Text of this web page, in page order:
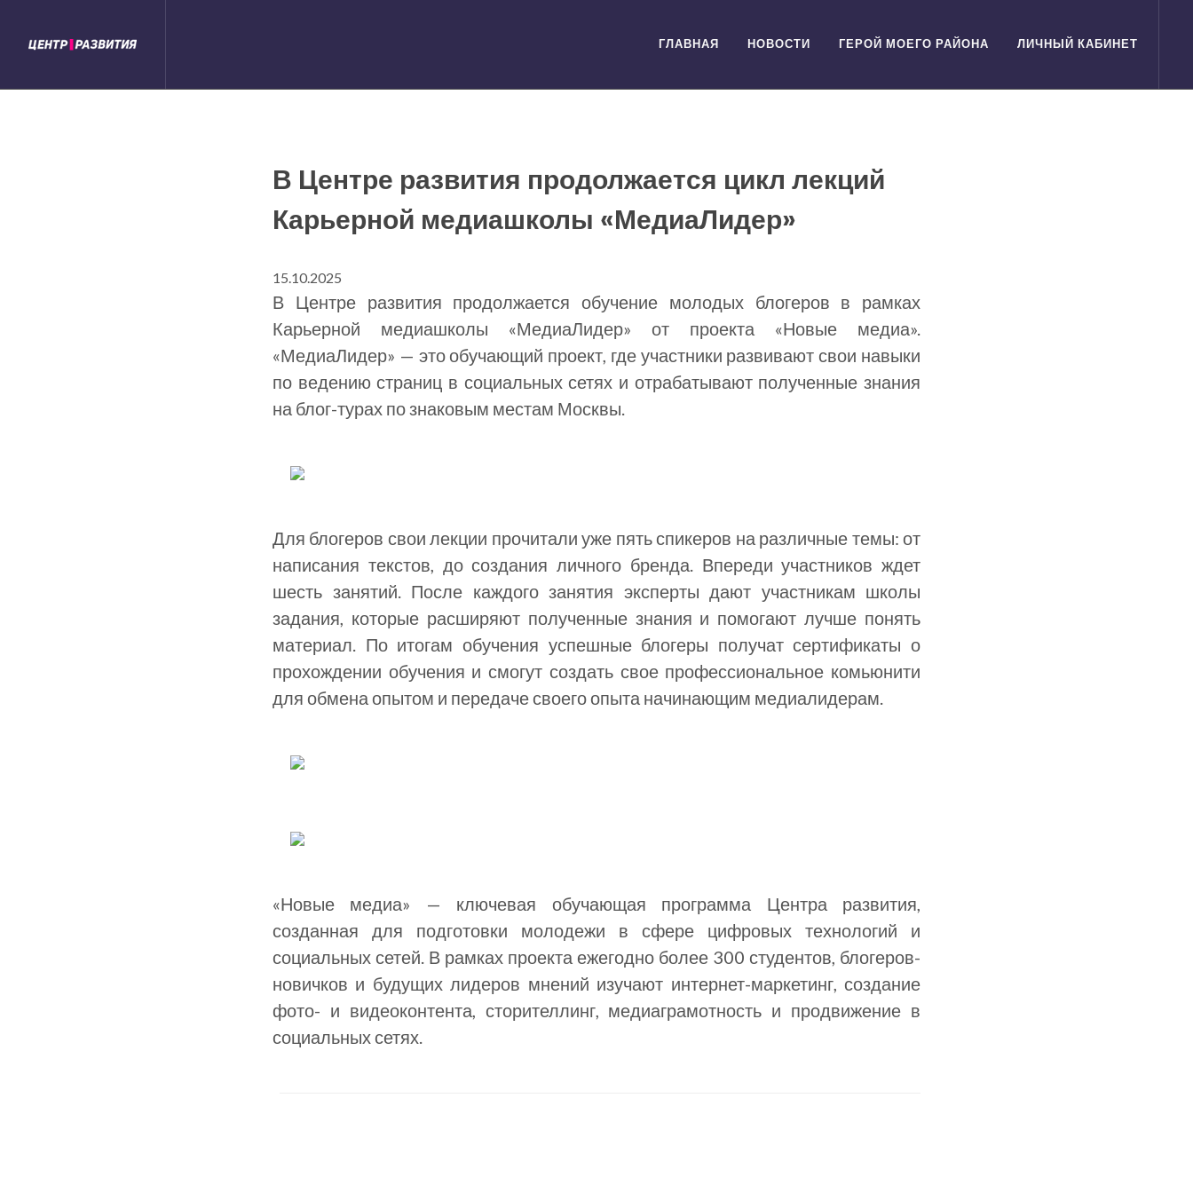
ГЛАВНАЯ НОВОСТИ ГЕРОЙ МОЕГО РАЙОНА ЛИЧНЫЙ КАБИНЕТ
В Центре развития продолжается цикл лекций
Карьерной медиашколы «МедиаЛидер»
15.10.2025
В Центре развития продолжается обучение молодых блогеров в рамках
Карьерной медиашколы «МедиаЛидер» от проекта «Новые медиа».
«МедиаЛидер» — это обучающий проект, где участники развивают свои навыки
по ведению страниц в социальных сетях и отрабатывают полученные знания
на блог-турах по знаковым местам Москвы.
Для блогеров свои лекции прочитали уже пять спикеров на различные темы: от
написания текстов, до создания личного бренда. Впереди участников ждет
шесть занятий. После каждого занятия эксперты дают участникам школы
задания, которые расширяют полученные знания и помогают лучше понять
материал. По итогам обучения успешные блогеры получат сертификаты о
прохождении обучения и смогут создать свое профессиональное комьюнити
для обмена опытом и передаче своего опыта начинающим медиалидерам.
«Новые медиа» — ключевая обучающая программа Центра развития,
созданная для подготовки молодежи в сфере цифровых технологий и
социальных сетей. В рамках проекта ежегодно более 300 студентов, блогеров-
новичков и будущих лидеров мнений изучают интернет-маркетинг, создание
фото- и видеоконтента, сторителлинг, медиаграмотность и продвижение в
социальных сетях.